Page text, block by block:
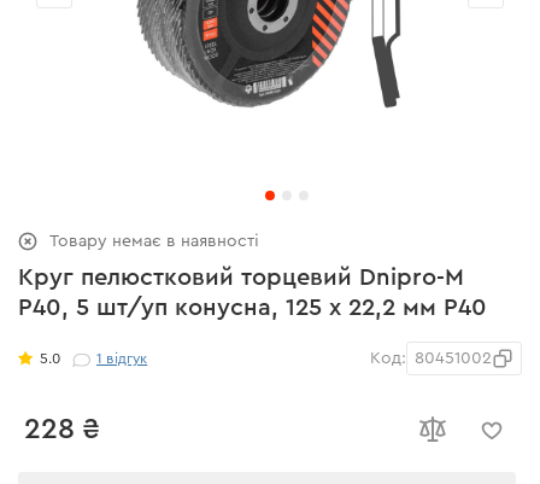
Круг пелюстковий торцевий Dnipro-M
Р40, 5 шт/уп конусна, 125 х 22,2 мм Р40
5.0 1 відгук Код: 80451002
228 ₴
Товару немає в наявності